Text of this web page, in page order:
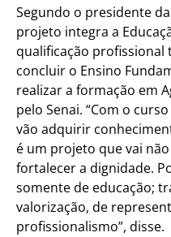
Segundo o presidente
projeto integra a
qualificação profissional
concluir o Ensino
realizar a formação em
pelo Senai. “Com o
vão adquirir
é um projeto que vai
fortalecer a dignidade.
somente de educação;
valorização, de
profissionalismo”, disse.